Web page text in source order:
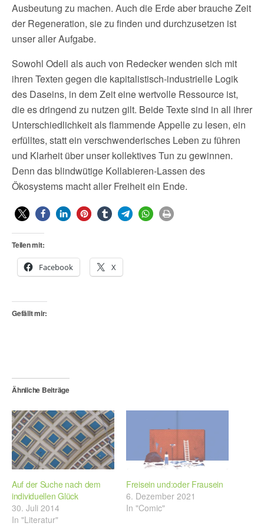
Ausbeutung zu machen. Auch die Erde aber brauche Zeit
der Regeneration, sie zu finden und durchzusetzen ist
unser aller Aufgabe.
Sowohl Odell als auch von Redecker wenden sich mit
ihren Texten gegen die kapitalistisch-industrielle Logik
des Daseins, in dem Zeit eine wertvolle Ressource ist,
die es dringend zu nutzen gilt. Beide Texte sind in all ihrer
Unterschiedlichkeit als flammende Appelle zu lesen, ein
erfülltes, statt ein verschwenderisches Leben zu führen
und Klarheit über unser kollektives Tun zu gewinnen.
Denn das blindwütige Kollabieren-Lassen des
Ökosystems macht aller Freiheit ein Ende.
Teilen mit:
Facebook X
Gefällt mir:
Ähnliche Beiträge
Auf der Suche nach dem
individuellen Glück
30. Juli 2014
In "Literatur"
Freisein und:oder Frausein
6. Dezember 2021
In "Comic"